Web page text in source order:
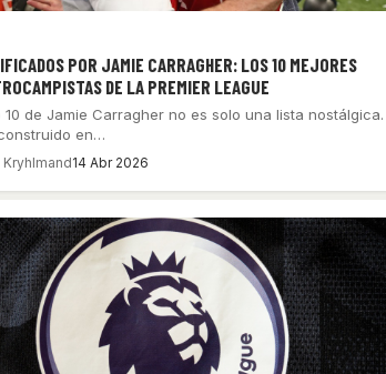
POR JAMIE CARRAGHER: LOS 10 MEJORES
DE LA PREMIER LEAGUE
10 de Jamie Carragher no es solo una lista nostálgica.
en…
14 Abr 2026